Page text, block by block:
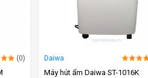
(0) Daiwa
Máy hút ẩm Daiwa ST-1016K